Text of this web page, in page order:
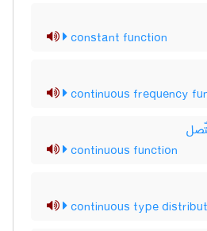
constant function
continuous frequency
continuous function
continuous type